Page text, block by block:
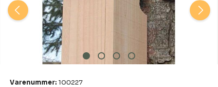
Varenummer: 100227